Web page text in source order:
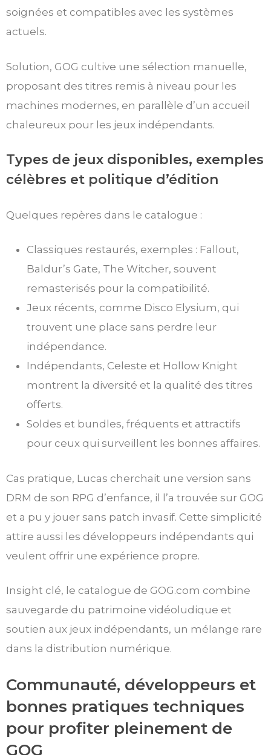
soignées et compatibles avec les systèmes
actuels.
Solution, GOG cultive une sélection manuelle,
proposant des titres remis à niveau pour les
machines modernes, en parallèle d’un accueil
chaleureux pour les jeux indépendants.
Types de jeux disponibles, exemples
célèbres et politique d’édition
Quelques repères dans le catalogue :
Classiques restaurés, exemples : Fallout,
Baldur’s Gate, The Witcher, souvent
remasterisés pour la compatibilité.
Jeux récents, comme Disco Elysium, qui
trouvent une place sans perdre leur
indépendance.
Indépendants, Celeste et Hollow Knight
montrent la diversité et la qualité des titres
offerts.
Soldes et bundles, fréquents et attractifs
pour ceux qui surveillent les bonnes affaires.
Cas pratique, Lucas cherchait une version sans
DRM de son RPG d’enfance, il l’a trouvée sur GOG
et a pu y jouer sans patch invasif. Cette simplicité
attire aussi les développeurs indépendants qui
veulent offrir une expérience propre.
Insight clé, le catalogue de GOG.com combine
sauvegarde du patrimoine vidéoludique et
soutien aux jeux indépendants, un mélange rare
dans la distribution numérique.
Communauté, développeurs et
bonnes pratiques techniques
pour profiter pleinement de
GOG